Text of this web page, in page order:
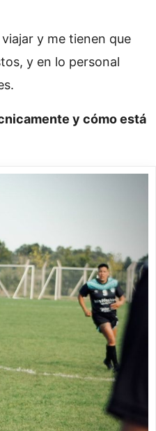
y me tienen que
y en lo personal
y cómo está